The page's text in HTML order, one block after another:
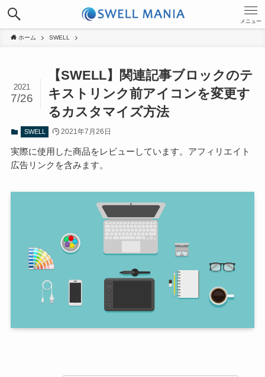
メニュー
ホーム SWELL
【SWELL】関連記事ブロックのテ
キストリンク前アイコンを変更す
るカスタマイズ方法
2021
7/26
SWELL 2021年7月26日
実際に使用した商品をレビューしています。アフィリエイト
広告リンクを含みます。